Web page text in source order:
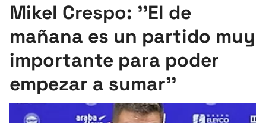
Pelota
Remo
Baloncesto
Mikel Crespo: ''El de
mañana es un partido muy
importante para poder
empezar a sumar''